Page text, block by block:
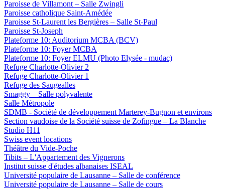
Paroisse de Villamont – Salle Zwingli
Paroisse catholique Saint-Amédée
Paroisse St-Laurent les Bergières – Salle St-Paul
Paroisse St-Joseph
Plateforme 10: Auditorium MCBA (BCV)
Plateforme 10: Foyer MCBA
Plateforme 10: Foyer ELMU (Photo Elysée - mudac)
Refuge Charlotte-Olivier 2
Refuge Charlotte-Olivier 1
Refuge des Saugealles
Smaggy – Salle polyvalente
Salle Métropole
SDMB - Société de développement Marterey-Bugnon et environs
Section vaudoise de la Société suisse de Zofingue – La Blanche
Studio H11
Swiss event locations
Théâtre du Vide-Poche
Tibits – L'Appartement des Vignerons
Institut suisse d'études albanaises ISEAL
Université populaire de Lausanne – Salle de conférence
Université populaire de Lausanne – Salle de cours